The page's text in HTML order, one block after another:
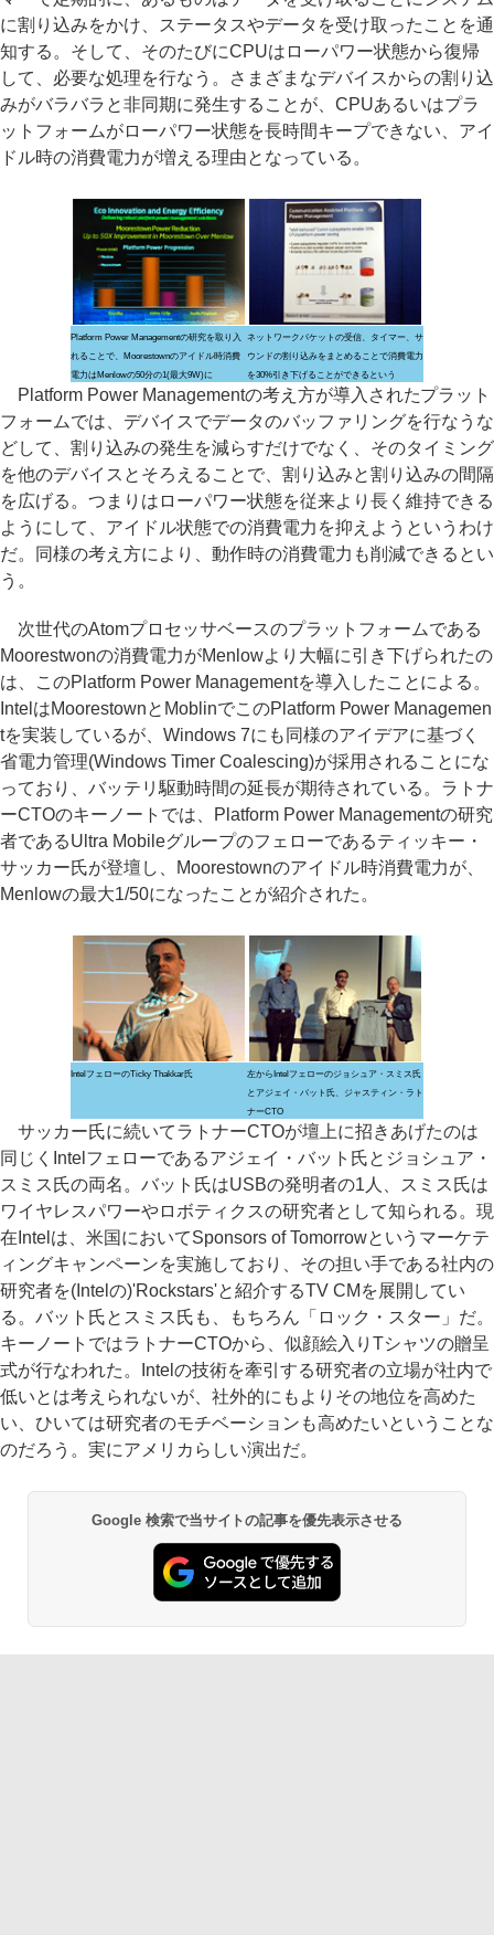
に割り込みをかけ、ステータスやデータを受け取ったことを通
知する。そして、そのたびにCPUはローパワー状態から復帰
して、必要な処理を行なう。さまざまなデバイスからの割り込
みがバラバラと非同期に発生することが、CPUあるいはプラ
ットフォームがローパワー状態を長時間キープできない、アイ
ドル時の消費電力が増える理由となっている。
Platform Power Managementの研究を取り入
れることで、Moorestownのアイドル時消費
電力はMenlowの50分の1(最大9W)に
ネットワークパケットの受信、タイマー、サ
ウンドの割り込みをまとめることで消費電力
を30%引き下げることができるという
Platform Power Managementの考え方が導入されたプラット
フォームでは、デバイスでデータのバッファリングを行なうな
どして、割り込みの発生を減らすだけでなく、そのタイミング
を他のデバイスとそろえることで、割り込みと割り込みの間隔
を広げる。つまりはローパワー状態を従来より長く維持できる
ようにして、アイドル状態での消費電力を抑えようというわけ
だ。同様の考え方により、動作時の消費電力も削減できるとい
う。
次世代のAtomプロセッサベースのプラットフォームである
Moorestwonの消費電力がMenlowより大幅に引き下げられたの
は、このPlatform Power Managementを導入したことによる。
IntelはMoorestownとMoblinでこのPlatform Power Managemen
tを実装しているが、Windows 7にも同様のアイデアに基づく
省電力管理(Windows Timer Coalescing)が採用されることにな
っており、バッテリ駆動時間の延長が期待されている。ラトナ
ーCTOのキーノートでは、Platform Power Managementの研究
者であるUltra Mobileグループのフェローであるティッキー・
サッカー氏が登壇し、Moorestownのアイドル時消費電力が、
Menlowの最大1/50になったことが紹介された。
IntelフェローのTicky Thakkar氏
左からIntelフェローのジョシュア・スミス氏
とアジェイ・バット氏、ジャスティン・ラト
ナーCTO
サッカー氏に続いてラトナーCTOが壇上に招きあげたのは
同じくIntelフェローであるアジェイ・バット氏とジョシュア・
スミス氏の両名。バット氏はUSBの発明者の1人、スミス氏は
ワイヤレスパワーやロボティクスの研究者として知られる。現
在Intelは、米国においてSponsors of Tomorrowというマーケテ
ィングキャンペーンを実施しており、その担い手である社内の
研究者を(Intelの)'Rockstars'と紹介するTV CMを展開してい
る。バット氏とスミス氏も、もちろん「ロック・スター」だ。
キーノートではラトナーCTOから、似顔絵入りTシャツの贈呈
式が行なわれた。Intelの技術を牽引する研究者の立場が社内で
低いとは考えられないが、社外的にもよりその地位を高めた
い、ひいては研究者のモチベーションも高めたいということな
のだろう。実にアメリカらしい演出だ。
Google 検索で当サイトの記事を優先表示させる